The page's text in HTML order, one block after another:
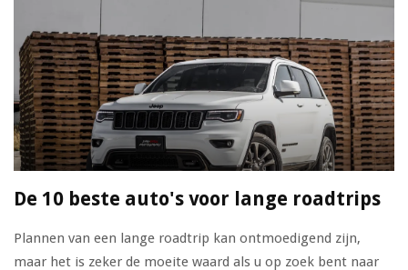
De 10 beste auto's voor lange roadtrips
Plannen van een lange roadtrip kan ontmoedigend zijn,
maar het is zeker de moeite waard als u op zoek bent naar